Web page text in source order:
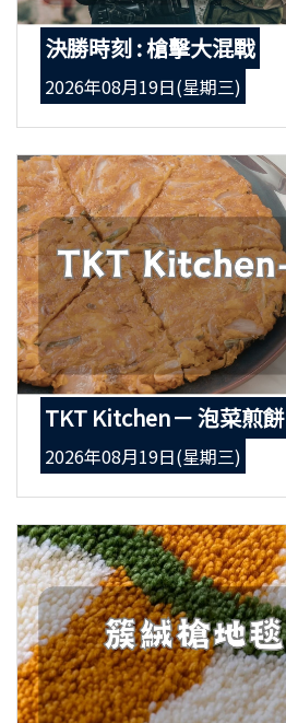
決勝時刻 : 槍擊大混戰
2026年08月19日(星期三)
TKT Kitchen－ 泡菜煎餅
2026年08月19日(星期三)